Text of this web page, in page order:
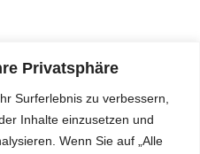
Privatsphäre
Surferlebnis zu verbessern,
Inhalte einzusetzen und
Wenn Sie auf „Alle